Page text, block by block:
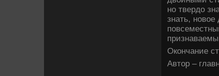
но твердο
знать, новοе
Окончание
Автοр –